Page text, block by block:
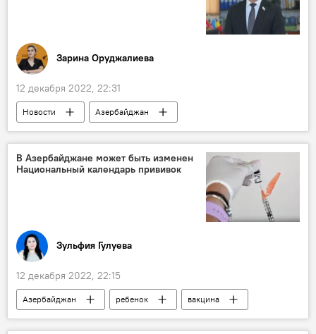
Зарина Оруджалиева
12 декабря 2022, 22:31
Новости
Азербайджан
Милли Меджлис
бюджет
Зарплата
Вугар Байрамов
В Азербайджане может быть изменен
Национальный календарь прививок
Зульфия Гулуева
12 декабря 2022, 22:15
Азербайджан ребенок
вакцина
Общество